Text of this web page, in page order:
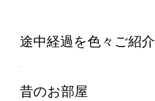
途中経過を色々ご紹介
昔のお部屋